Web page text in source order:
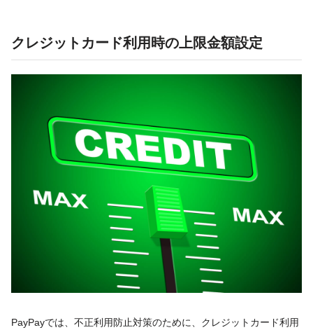
クレジットカード利用時の上限金額設定
PayPayでは、不正利用防止対策のために、クレジットカード利用